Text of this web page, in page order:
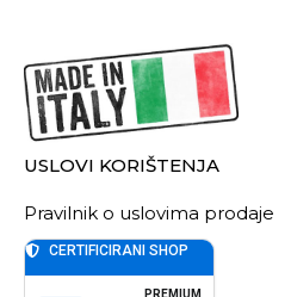
USLOVI KORIŠTENJA
Pravilnik o uslovima prodaje